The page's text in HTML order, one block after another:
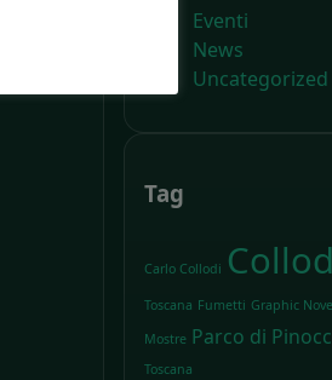
Eventi
News
Uncategorized
Tag
Carlo Collodi
Toscana Fumetti Graphic
Mostre Parco di
Toscana